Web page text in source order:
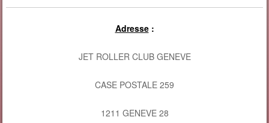
Adresse:
JET ROLLER CLUB GENEVE
CASE POSTALE 259
1211 GENEVE 28